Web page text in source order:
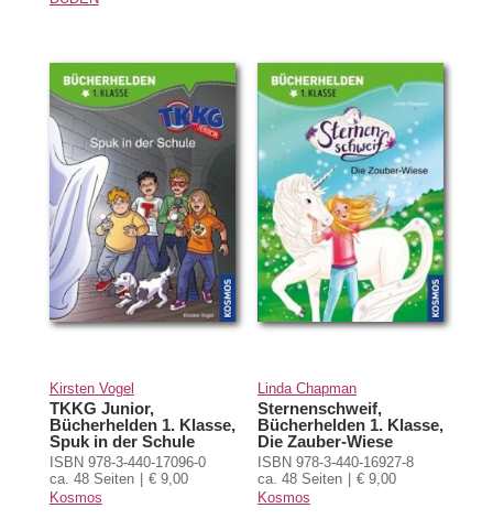
Kirsten Vogel
TKKG Junior,
Bücherhelden 1. Klasse,
Spuk in der Schule
ISBN 978-3-440-17096-0
ca. 48 Seiten
€ 9,00
Kosmos
Linda Chapman
Sternenschweif,
Bücherhelden 1. Klasse,
Die Zauber-Wiese
ISBN 978-3-440-16927-8
ca. 48 Seiten
€ 9,00
Kosmos